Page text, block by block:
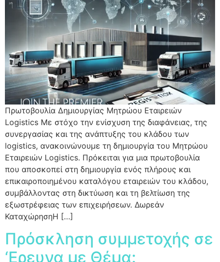
Πρωτοβουλία Δημιουργίας Μητρώου Εταιρειών
Logistics Με στόχο την ενίσχυση της διαφάνειας, της
συνεργασίας και της ανάπτυξης του κλάδου των
logistics, ανακοινώνουμε τη δημιουργία του Μητρώου
Εταιρειών Logistics. Πρόκειται για μια πρωτοβουλία
που αποσκοπεί στη δημιουργία ενός πλήρους και
επικαιροποιημένου καταλόγου εταιρειών του κλάδου,
συμβάλλοντας στη δικτύωση και τη βελτίωση της
εξωστρέφειας των επιχειρήσεων. Δωρεάν
ΚαταχώρησηΗ […]
Πρόσκληση συμμετοχής σε
‘Ερευνα με Θέμα: